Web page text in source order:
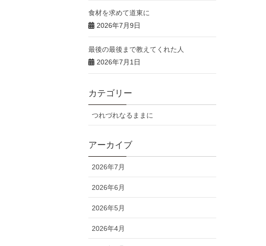
食材を求めて道東に
2026年7月9日
最後の最後まで教えてくれた人
2026年7月1日
カテゴリー
つれづれなるままに
アーカイブ
2026年7月
2026年6月
2026年5月
2026年4月